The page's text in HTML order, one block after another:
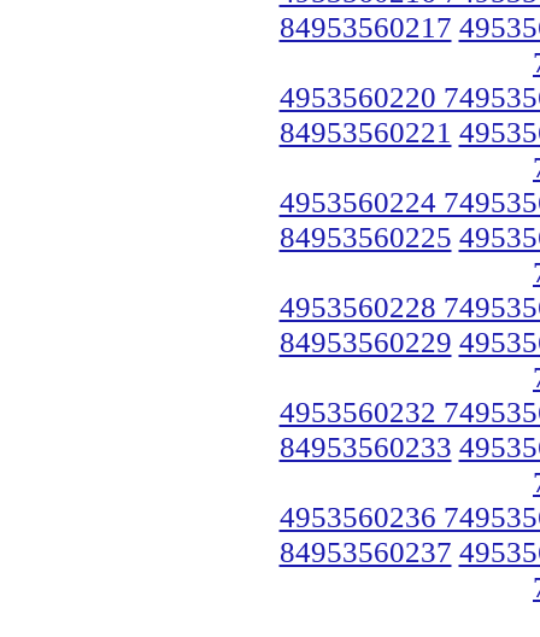
84953560217
4953560220
84953560221
4953560224
84953560225
4953560228
84953560229
4953560232
84953560233
4953560236
84953560237